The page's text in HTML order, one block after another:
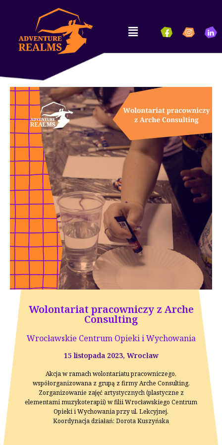
Wolontariat pracowniczy z Arche
Consulting
Wrocławskie Centrum Opieki i Wychowania
15 listopada 2023, Wrocław
Akcja w ramach wolontariatu pracowniczego,
współorganizowana z grupą z firmy Arche Consulting.
Zorganizowanie zajęć artystycznych (plastyczne z
elementami muzykoterapii) w filii Wrocławskiego Centrum
Opieki i Wychowania przy ul. Lekcyjnej.
Koordynacja działań: Dorota Kuszyńska